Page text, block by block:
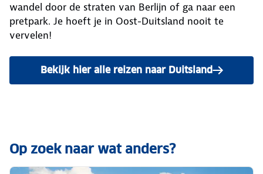
wandel door de straten van Berlijn of ga naar een
pretpark. Je hoeft je in Oost-Duitsland nooit te
vervelen!
Bekijk hier alle reizen naar Duitsland
Op zoek naar wat anders?